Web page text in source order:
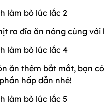
ra đĩa ăn nóng cùng
ăn thêm bắt mắt, bạn
hấp dẫn nhé!